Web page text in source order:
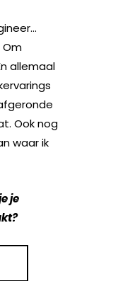
Om
allemaal
Ook nog
waar ik
je